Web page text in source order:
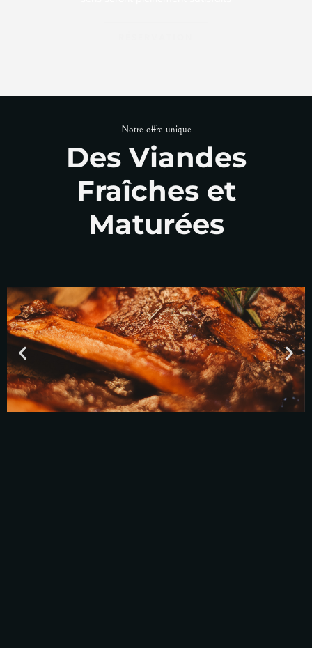
Notre offre unique
Des Viandes
Fraîches et
Maturées